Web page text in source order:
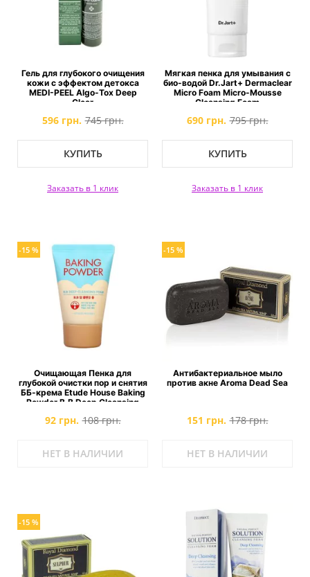
Гель для глубокого очищения
кожи с эффектом детокса
MEDI-PEEL Algo-Tox Deep
Clear
596 грн. 745 грн.
КУПИТЬ
Заказать в 1 клик
Мягкая пенка для умывания с
био-водой Dr.Jart+ Dermaclear
Micro Foam Micro-Mousse
Cleansing Foam
690 грн. 795 грн.
КУПИТЬ
Заказать в 1 клик
-15 %
Очищающая Пенка для
глубокой очистки пор и снятия
ББ-крема Etude House Baking
Powder B.B Deep Cleansing
92 грн. 108 грн.
НЕТ В НАЛИЧИИ
-15 %
Антибактериальное мыло
против акне Aroma Dead Sea
151 грн. 178 грн.
НЕТ В НАЛИЧИИ
-15 %